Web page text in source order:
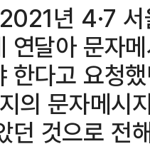
년 4·7
연달아 문자
한다고 요청
의 문자메시
던 것으로 전